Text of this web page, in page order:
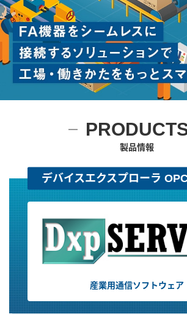
ログイン・新規登録
ユーザー登録（製品登
ライセンス
お問い合わせ
製品情報
デバイスエクスプローラ
産業用通信ソフトウェア